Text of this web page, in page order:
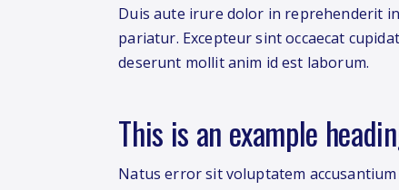
Duis aute irure dolor in reprehenderit in
pariatur. Excepteur sint occaecat
deserunt mollit anim id est laborum.
This is an example
Natus error sit voluptatem